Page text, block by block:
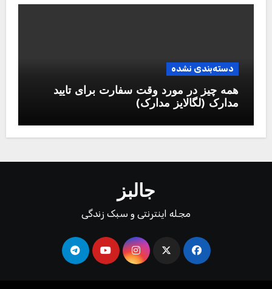
دسته‌بندی نشده
همه چیز در مورد وقت سفارت برای تایید
مدارک (لگالایز مدارک)
جالبز
مجله اینترنتی و سبک زندگی